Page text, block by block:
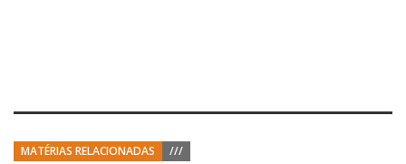
MATÉRIAS RELACIONADAS ///